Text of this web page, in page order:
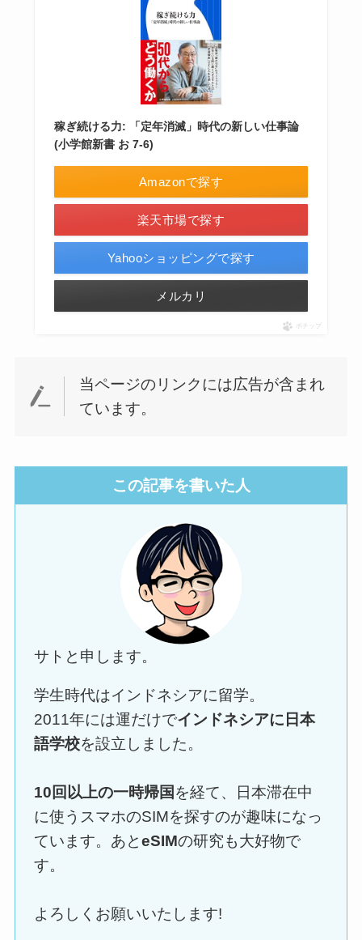
稼ぎ続ける力: 「定年消滅」時代の新しい仕事論
(小学館新書 お 7-6)
Amazonで探す
楽天市場で探す
Yahooショッピングで探す
メルカリ
ポチップ
当ページのリンクには広告が含まれ
ています。
この記事を書いた人
サトと申します。
学生時代はインドネシアに留学。
2011年には運だけでインドネシアに日本
語学校を設立しました。
10回以上の一時帰国 を経て、日本滞在中
に使うスマホのSIMを探すのが趣味になっ
ています。あとeSIMの研究も大好物で
す。
よろしくお願いいたします!